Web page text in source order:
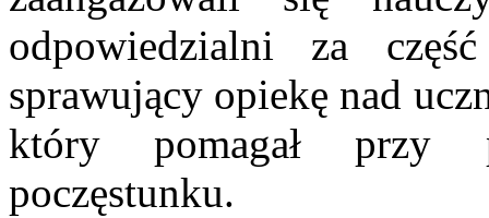
odpowiedzialni za
sprawujący opiekę nad
który pomagał przy
poczęstunku.